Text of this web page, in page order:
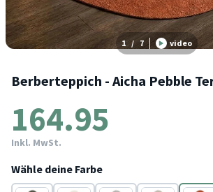
1 / 7 video
Berberteppich - Aicha Pebble
164.95
Inkl. MwSt.
Wähle deine Farbe